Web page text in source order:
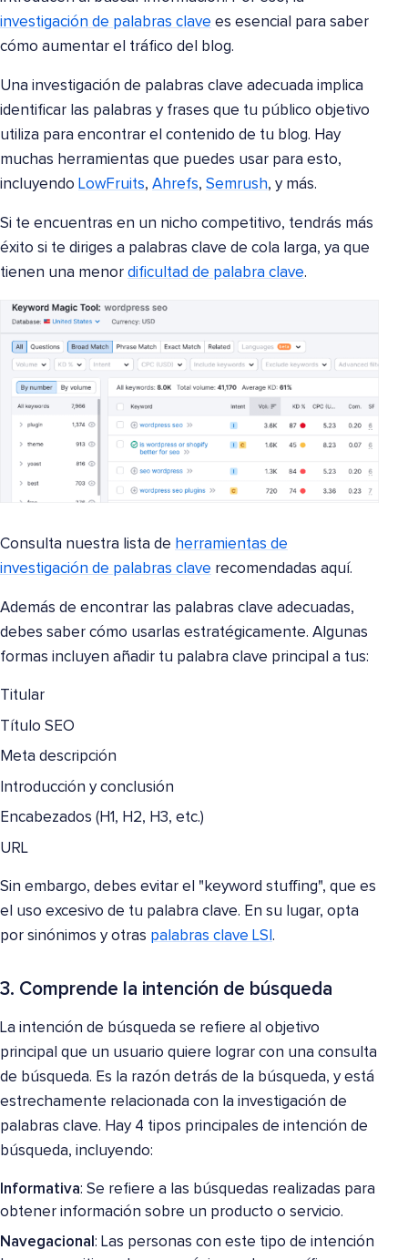
investigación de palabras clave es esencial para saber
cómo aumentar el tráfico del blog.
Una investigación de palabras clave adecuada implica
identificar las palabras y frases que tu público objetivo
utiliza para encontrar el contenido de tu blog. Hay
muchas herramientas que puedes usar para esto,
incluyendo LowFruits, Ahrefs, Semrush, y más.
Si te encuentras en un nicho competitivo, tendrás más
éxito si te diriges a palabras clave de cola larga, ya que
tienen una menor dificultad de palabra clave.
Consulta nuestra lista de herramientas de
investigación de palabras clave recomendadas aquí.
Además de encontrar las palabras clave adecuadas,
debes saber cómo usarlas estratégicamente. Algunas
formas incluyen añadir tu palabra clave principal a tus:
Titular
Título SEO
Meta descripción
Introducción y conclusión
Encabezados (H1, H2, H3, etc.)
URL
Sin embargo, debes evitar el "keyword stuffing", que es
el uso excesivo de tu palabra clave. En su lugar, opta
por sinónimos y otras palabras clave LSI .
3. Comprende la intención de búsqueda
La intención de búsqueda se refiere al objetivo
principal que un usuario quiere lograr con una consulta
de búsqueda. Es la razón detrás de la búsqueda, y está
estrechamente relacionada con la investigación de
palabras clave. Hay 4 tipos principales de intención de
búsqueda, incluyendo:
Informativa: Se refiere a las búsquedas realizadas para
obtener información sobre un producto o servicio.
Navegacional : Las personas con este tipo de intención